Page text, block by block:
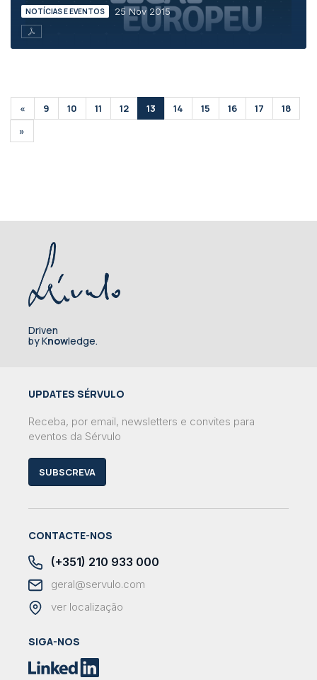
NOTÍCIAS E EVENTOS 25 Nov 2015
« 9 10 11 12 13 14 15 16 17
18
»
Driven
by Knowledge.
UPDATES SÉRVULO
Receba, por email, newsletters e convites para
eventos da Sérvulo
SUBSCREVA
CONTACTE-NOS
(+351) 210 933 000
geral@servulo.com
ver localização
SIGA-NOS